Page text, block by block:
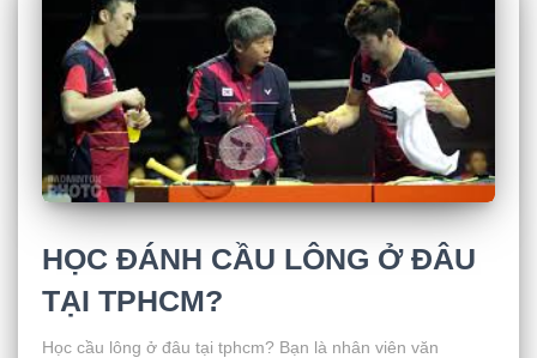
HỌC ĐÁNH CẦU LÔNG Ở ĐÂU
TẠI TPHCM?
Học cầu lông ở đâu tại tphcm? Bạn là nhân viên văn